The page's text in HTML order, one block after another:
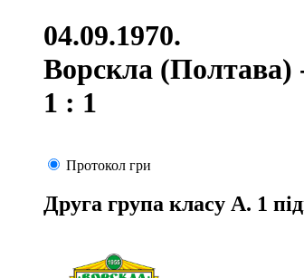
04.09.1970.
Ворскла (Полтава)
1 : 1
Протокол гри
Друга група класу А. 1